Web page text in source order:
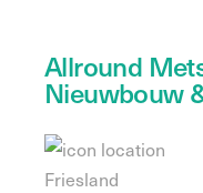
Allround
Nieuwbouw
Friesland